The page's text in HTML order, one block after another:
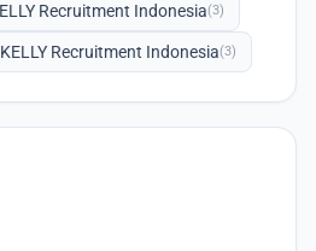
Recruitment Indonesia(3)
Recruitment Indonesia(3)